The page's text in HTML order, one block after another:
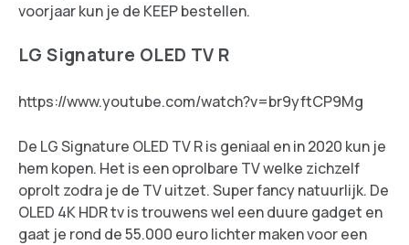
voorjaar kun je de KEEP bestellen.
LG Signature OLED TV R
https://www.youtube.com/watch?v=br9yftCP9Mg
De LG Signature OLED TV R is geniaal en in 2020 kun je
hem kopen. Het is een oprolbare TV welke zichzelf
oprolt zodra je de TV uitzet. Super fancy natuurlijk. De
OLED 4K HDR tv is trouwens wel een duure gadget en
gaat je rond de 55.000 euro lichter maken voor een